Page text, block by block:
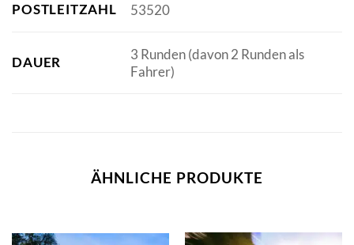
POSTLEITZAHL 53520
DAUER
3 Runden (davon 2 Runden als
Fahrer)
ÄHNLICHE PRODUKTE